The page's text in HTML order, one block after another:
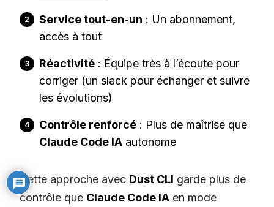
Service tout-en-un : Un abonnement,
accès à tout
Réactivité : Équipe très à l’écoute pour
corriger (un slack pour échanger et suivre
les évolutions)
Contrôle renforcé : Plus de maîtrise que
Claude Code IA autonome
Cette approche avec Dust CLI garde plus de
contrôle que Claude Code IA en mode